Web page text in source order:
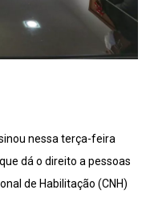
nessa terça-feira
dá o direito a pessoas
de Habilitação (CNH)